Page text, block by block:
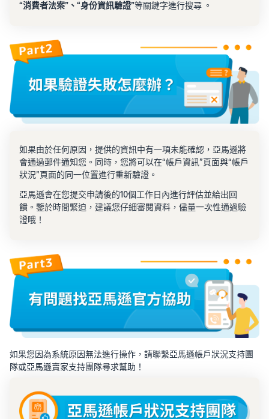
“消費者法案”、“身份資訊驗證”等關鍵字進行搜尋 。
如果由於任何原因，提供的資訊中有一項未能確認，亞馬遜將
會通過郵件通知您。同時，您將可以在“帳戶資訊”頁面與“帳戶
狀況”頁面的同一位置進行重新驗證。
亞馬遜會在您提交申請後的10個工作日內進行評估並給出回
饋。鑒於時間緊迫，建議您仔細審閱資料，儘量一次性通過驗
證哦！
如果您因為系統原因無法進行操作，請聯繫亞馬遜帳戶狀況支持團
隊或亞馬遜賣家支持團隊尋求幫助！